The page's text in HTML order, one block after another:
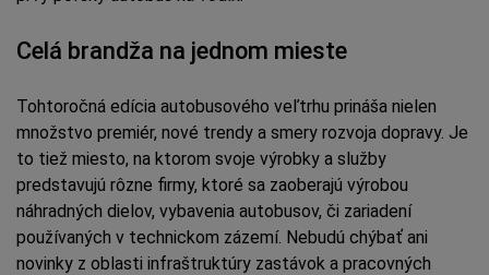
Celá brandža na jednom mieste
Tohtoročná edícia autobusového veľtrhu prináša nielen
množstvo premiér, nové trendy a smery rozvoja dopravy. Je
to tiež miesto, na ktorom svoje výrobky a služby
predstavujú rôzne firmy, ktoré sa zaoberajú výrobou
náhradných dielov, vybavenia autobusov, či zariadení
používaných v technickom zázemí. Nebudú chýbať ani
novinky z oblasti infraštruktúry zastávok a pracovných